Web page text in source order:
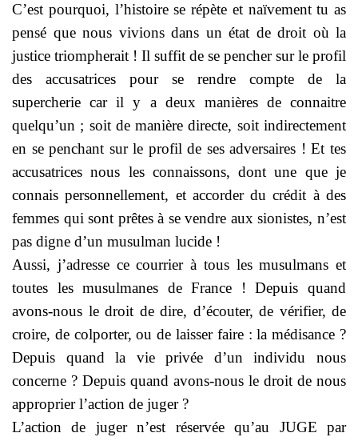
C’est pourquoi, l’histoire se répète et naïvement tu as
pensé que nous vivions dans un état de droit où la
justice triompherait ! Il suffit de se pencher sur le profil
des accusatrices pour se rendre compte de la
supercherie car il y a deux manières de connaitre
quelqu’un ; soit de manière directe, soit indirectement
en se penchant sur le profil de ses adversaires ! Et tes
accusatrices nous les connaissons, dont une que je
connais personnellement, et accorder du crédit à des
femmes qui sont prêtes à se vendre aux sionistes, n’est
pas digne d’un musulman lucide !
Aussi, j’adresse ce courrier à tous les musulmans et
toutes les musulmanes de France ! Depuis quand
avons-nous le droit de dire, d’écouter, de vérifier, de
croire, de colporter, ou de laisser faire : la médisance ?
Depuis quand la vie privée d’un individu nous
concerne ? Depuis quand avons-nous le droit de nous
approprier l’action de juger ?
L’action de juger n’est réservée qu’au JUGE par